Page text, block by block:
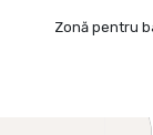
Zonă pentru